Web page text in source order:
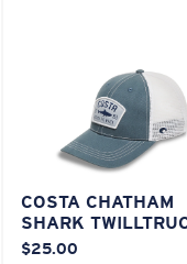
COSTA CHATHAM
SHARK
$25.00